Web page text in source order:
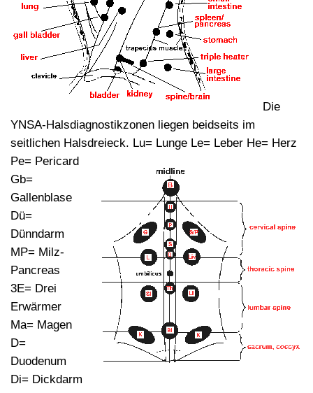
Die
YNSA-Halsdiagnostikzonen liegen beidseits im
seitlichen Halsdreieck. Lu= Lunge Le= Leber He= Herz
Pe= Pericard
Gb=
Gallenblase
Dü=
Dünndarm
MP= Milz-
Pancreas
3E= Drei
Erwärmer
Ma= Magen
D=
Duodenum
Di= Dickdarm